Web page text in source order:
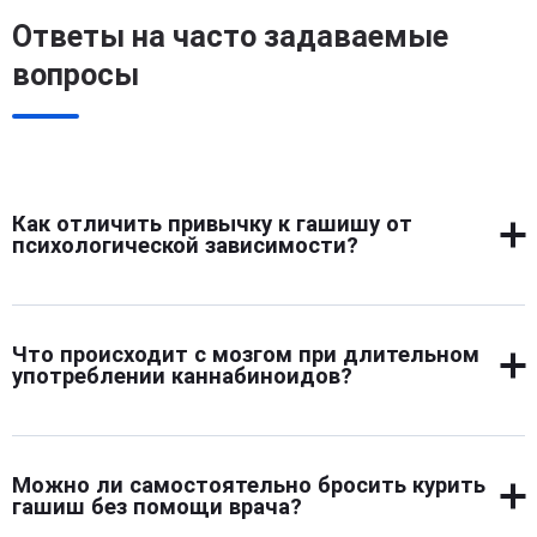
Ответы на часто задаваемые
вопросы
Как отличить привычку к гашишу от
психологической зависимости?
Привычка к гашишу проявляется регулярным
потребности и тревоги при отсутствии дозы. Человек
может пропустить курение, не испытывая
зависимость характеризуется навязчивой тягой,
постоянной озабоченностью поиском вещества и
Что происходит с мозгом при длительном
употреблении каннабиноидов?
Длительное употребление каннабиноидов изменяет
на память, внимание, мотивацию и эмоциональное
состояние. Нарушается баланс дофамина и серотонина,
Можно ли самостоятельно бросить курить
гашиш без помощи врача?